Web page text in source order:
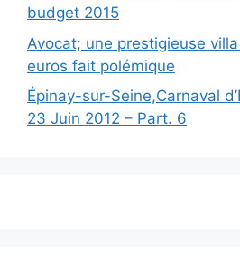
budget 2015
Avocat; une prestigieuse
euros fait polémique
Épinay-sur-Seine,Carnaval
23 Juin 2012 – Part. 6